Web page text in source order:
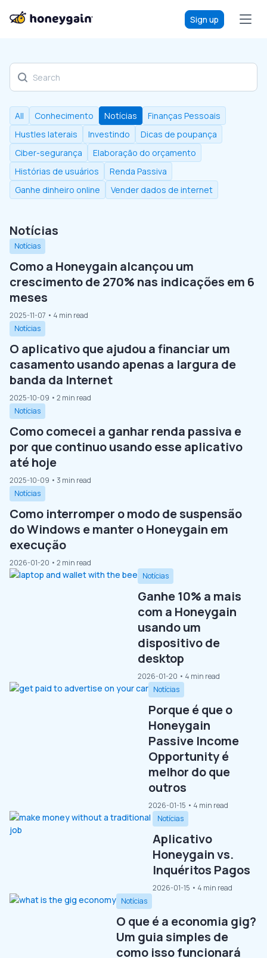
Sign up
Discover our blog
All Conhecimento Notícias
Finanças Pessoais
Hustles laterais
Investindo
Dicas de poupança
Ciber-segurança
Elaboração do orçamento
Histórias de usuários
Renda Passiva
Ganhe dinheiro online
Vender dados de internet
Notícias
Notícias
Como a Honeygain alcançou um
crescimento de 270% nas indicações em 6
meses
2025-11-07 • 4 min read
Notícias
O aplicativo que ajudou a financiar um
casamento usando apenas a largura de
banda da Internet
2025-10-09 • 2 min read
Notícias
Como comecei a ganhar renda passiva e
por que continuo usando esse aplicativo
até hoje
2025-10-09 • 3 min read
Notícias
Como interromper o modo de suspensão
do Windows e manter o Honeygain em
execução
2026-01-20 • 2 min read
Notícias
Ganhe 10% a mais
com a Honeygain
usando um
dispositivo de
desktop
2026-01-20 • 4 min read
Notícias
Porque é que o
Honeygain
Passive Income
Opportunity é
melhor do que
outros
2026-01-15 • 4 min read
Notícias
Aplicativo
Honeygain vs.
Inquéritos Pagos
2026-01-15 • 4 min read
Notícias
O que é a economia gig?
Um guia simples de
como isso funcionará